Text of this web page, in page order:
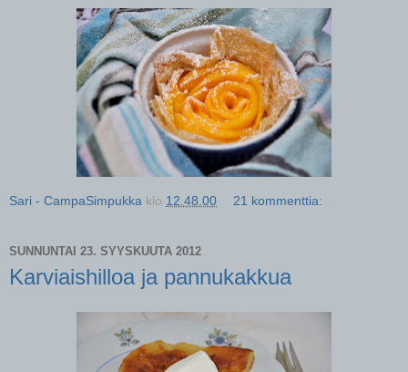
Sari - CampaSimpukka klo 12.48.00 21 kommenttia:
SUNNUNTAI 23. SYYSKUUTA 2012
Karviaishilloa ja pannukakkua